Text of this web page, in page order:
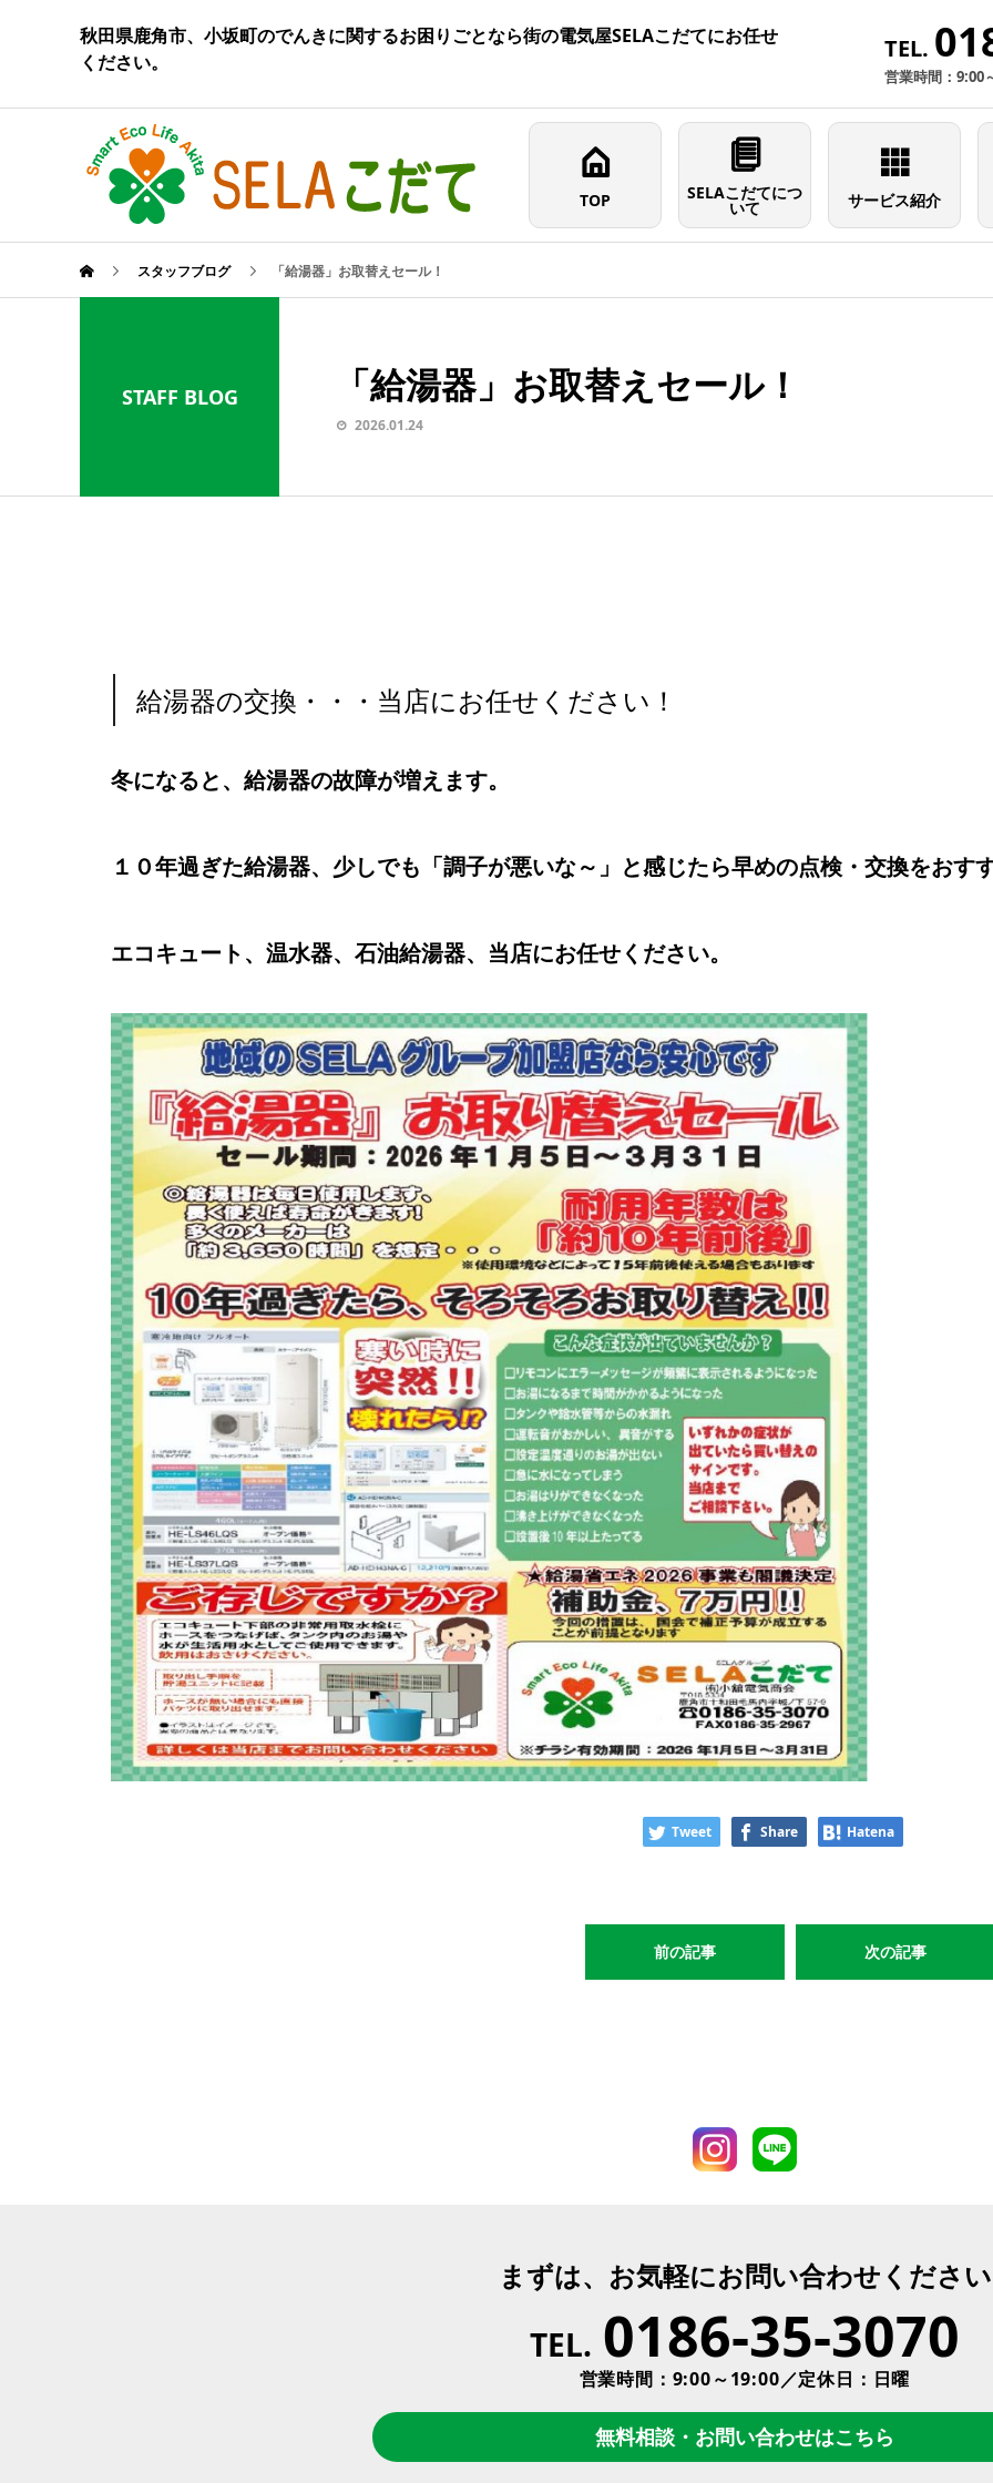
秋田県鹿角市、小坂町のでんきに関するお困りごとなら街の電気屋SELAこだてにお任せ
ください。
TEL.
営業時間：9:00
TOP SELAこだてにつ
いて サービス紹介
スタッフブログ 「給湯器」お取替えセール！
STAFF BLOG 「給湯器」お取替えセール！
2026.01.24
給湯器の交換・・・当店にお任せください！
冬になると、給湯器の故障が増えます。
１０年過ぎた給湯器、少しでも「調子が悪いな～」と感じたら早めの点検・交換をおす
エコキュート、温水器、石油給湯器、当店にお任せください。
Tweet Share Hatena
前の記事 次の記事
まずは、お気軽にお問い合わせください
TEL. 0186-35-3070
営業時間：9:00～19:00／定休日：日曜
無料相談・お問い合わせはこちら